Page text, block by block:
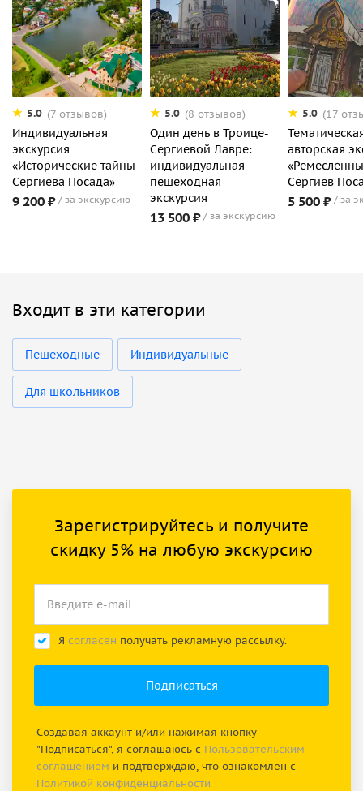
5.0 (7 отзывов)
Индивидуальная
экскурсия
«Исторические тайны
Сергиева Посада»
9 200 ₽ за экскурсию
5.0 (8 отзывов)
Один день в Троице-
Сергиевой Лавре:
индивидуальная
пешеходная
экскурсия
13 500 ₽ за экскурсию
5.0 (17
авторская
Сергиев
5 500 ₽ за
Входит в эти категории
Пешеходные Индивидуальные
Для школьников
Зарегистрируйтесь и получите
скидку 5% на любую экскурсию
Я согласен получать рекламную рассылку.
Создавая аккаунт и/или нажимая кнопку
"Подписаться", я соглашаюсь с Пользовательским
соглашением и подтверждаю, что ознакомлен с
Политикой конфиденциальности